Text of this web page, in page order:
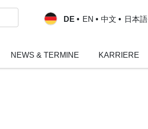
DE EN 中文 日本語
NEWS & TERMINE KARRIERE